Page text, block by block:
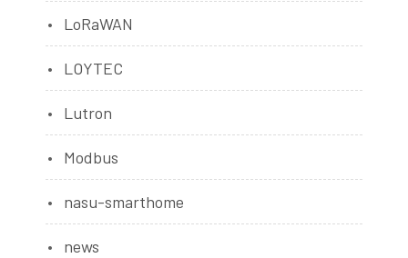
LoRaWAN
LOYTEC
Lutron
Modbus
nasu-smarthome
news